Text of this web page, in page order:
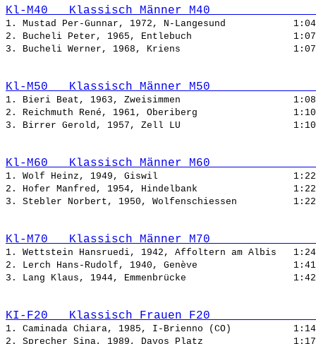
Kl-M40   Klassisch Männer M40
1. Mustad Per-Gunnar, 1972, N-Langesund
2. Bucheli Peter, 1965, Entlebuch
3. Bucheli Werner, 1968, Kriens
Kl-M50   Klassisch Männer M50
1. Bieri Beat, 1963, Zweisimmen
2. Reichmuth René, 1961, Oberiberg
3. Birrer Gerold, 1957, Zell LU
Kl-M60   Klassisch Männer M60
1. Wolf Heinz, 1949, Giswil
2. Hofer Manfred, 1954, Hindelbank
3. Stebler Norbert, 1950, Wolfenschiessen
Kl-M70   Klassisch Männer M70
1. Wettstein Hansruedi, 1942, Affoltern am Albis
2. Lerch Hans-Rudolf, 1940, Genève
3. Lang Klaus, 1944, Emmenbrücke
KI-F20   Klassisch Frauen F20
1. Caminada Chiara, 1985, I-Brienno (CO)
2. Sprecher Sina, 1989, Davos Platz